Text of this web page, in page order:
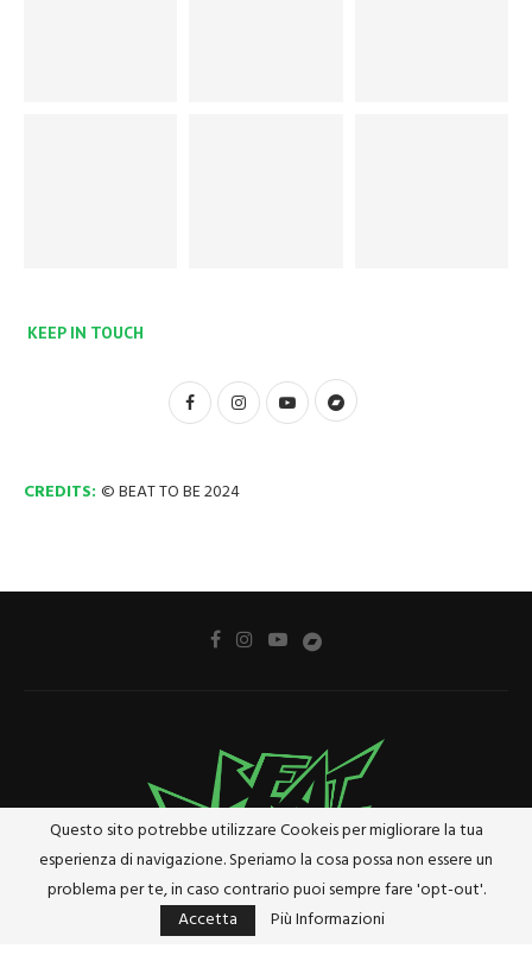
KEEP IN TOUCH
CREDITS: © BEAT TO BE 2024
Cookie Policy
Questo sito potrebbe utilizzare Cookeis per migliorare la tua
esperienza di navigazione. Speriamo la cosa possa non essere un
problema per te, in caso contrario puoi sempre fare 'opt-out'.
Accetta
Più Informazioni